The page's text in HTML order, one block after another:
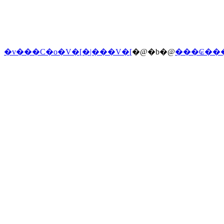
�v���C�o�V�[�|���V�[�@�b�@